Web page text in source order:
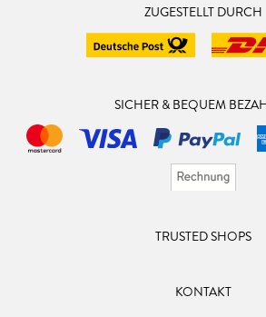
ZUGESTELLT DURCH
SICHER & BEQUEM
TRUSTED SHOPS
KONTAKT